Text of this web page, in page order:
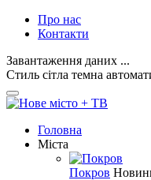
Про нас
Контакти
Завантаження даних ...
Стиль сітла темна
Головна
Міста
Покров